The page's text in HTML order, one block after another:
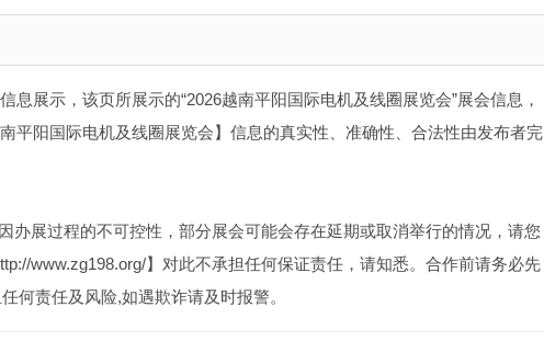
展示，该页所展示的“2026越南平阳国际电机及线圈展览会”展会信息，
平阳国际电机及线圈展览会】信息的真实性、准确性、合法性由发布者完
办展过程的不可控性，部分展会可能会存在延期或取消举行的情况，请您
www.zg198.org/】对此不承担任何保证责任，请知悉。合作前请务必先
何责任及风险,如遇欺诈请及时报警。